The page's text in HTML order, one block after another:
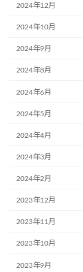
2024年12月
2024年10月
2024年9月
2024年8月
2024年6月
2024年5月
2024年4月
2024年3月
2024年2月
2023年12月
2023年11月
2023年10月
2023年9月